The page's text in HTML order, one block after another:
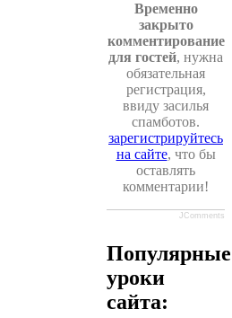
Временно
закрыто
комментирование
для гостей, нужна
обязательная
регистрация,
ввиду засилья
спамботов.
зарегистрируйтесь
на сайте, что бы
оставлять
комментарии!
JComments
Популярные
уроки
сайта: